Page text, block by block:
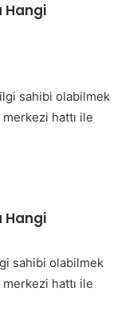
Hangi
sahibi olabilmek
hattı ile
Hangi
sahibi olabilmek
hattı ile